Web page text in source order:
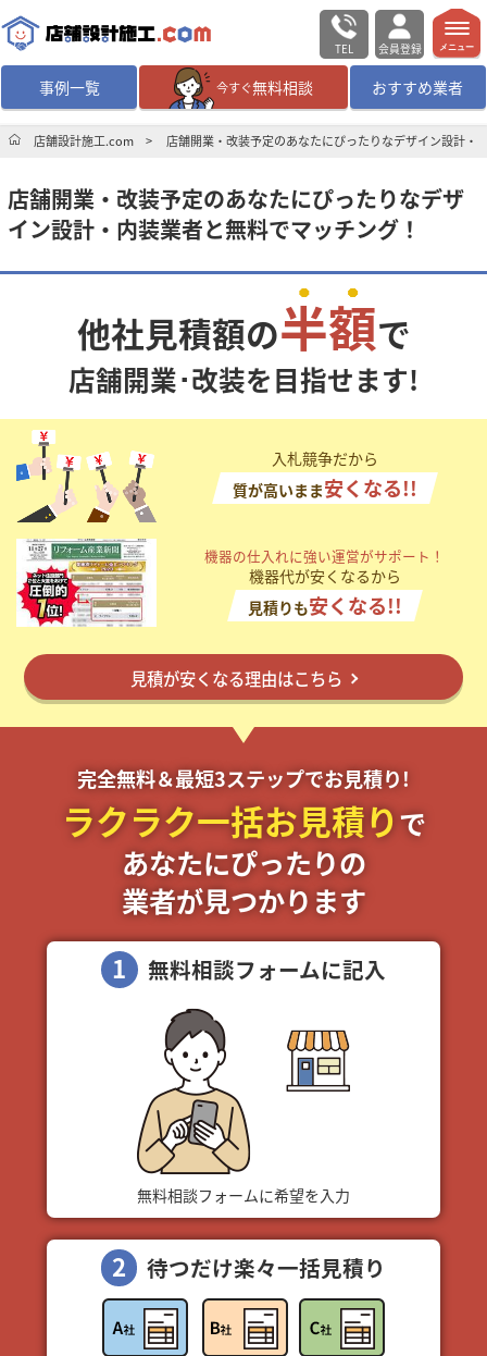
TEL 会員登録
事例一覧 今すぐ無料相談 おすすめ業者
無料相談 ログイン／会員登録
デザイン設計・施工業者を探す
マッチング案件一覧
店舗設計施工.comとは
内装の費用相場シミュレーター
掲載希望のデザイン 設計・施工会社様へ
店舗開業・改装を ご検討中の方へ
メニュー
店舗設計施工.com 店舗開業・改装予定のあなたにぴったりなデザイン設計・
店舗開業・改装予定のあなたにぴったりなデザ
イン設計・内装業者と無料でマッチング！
他社見積額の半額で
店舗開業･改装を目指せます!
入札競争だから
質が高いまま安くなる!!
機器の仕入れに強い運営がサポート！
機器代が安くなるから
見積りも安くなる!!
見積が安くなる理由はこちら
完全無料＆最短3ステップでお見積り!
ラクラク一括お見積りで
あなたにぴったりの
業者が見つかります
1 無料相談フォームに記入
無料相談フォームに希望を入力
2 待つだけ楽々一括見積り